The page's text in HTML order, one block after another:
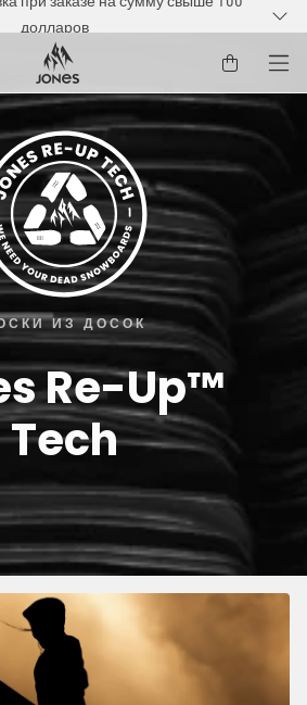
долларов
ИЗ ДОСОК
Re-Up™
Tech